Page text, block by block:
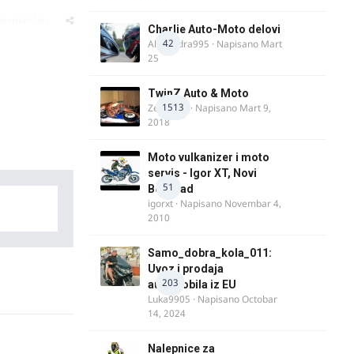
42
Charlie Auto-Moto delovi
Alexandra995 · Napisano Mart
25
1513
TwinZ Auto & Moto
Zeljkamp · Napisano Mart 9,
2018
51
Moto vulkanizer i moto
servis - Igor XT, Novi
Beograd
igorxt · Napisano Novembar 4,
2010
203
Samo_dobra_kola_011:
Uvoz i prodaja
automobila iz EU
Luka9905 · NapisanoOctobar
14, 2024
Nalepnice za